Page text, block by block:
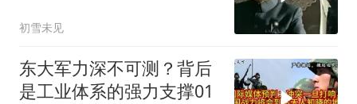
初雪未见
东大军力深不可测？背后
是工业体系的强力支撑01